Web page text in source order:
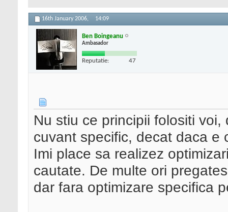
16th January 2006, 14:09
Ben Boingeanu
Ambasador
Reputatie: 47
Nu stiu ce principii folositi
cuvant specific, decat daca e
Imi place sa realizez
cautate. De multe ori
dar fara optimizare specifica